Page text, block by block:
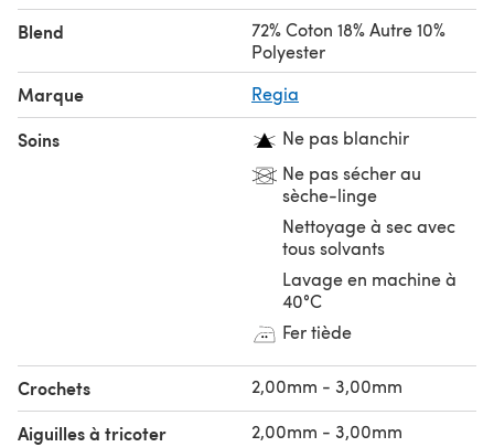
Blend
72% Coton 18% Autre 10%
Polyester
Marque Regia
Soins
Ne pas blanchir
Ne pas sécher au
sèche-linge
Nettoyage à sec avec
tous solvants
Lavage en machine à
40°C
Fer tiède
Crochets 2,00mm - 3,00mm
Aiguilles à tricoter 2,00mm - 3,00mm